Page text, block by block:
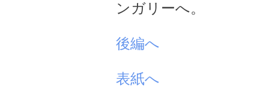
ンガリーへ。
後編へ
表紙へ